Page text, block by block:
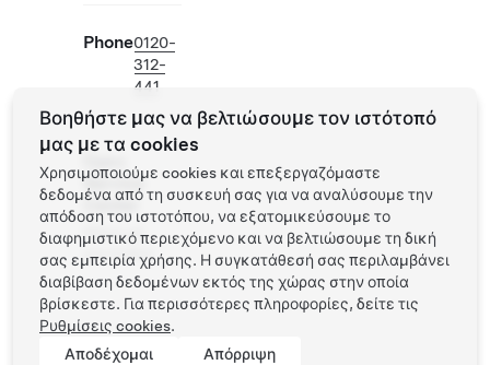
Phone0120-
312-
441
Service
Center
Μόνο με
ραντεβού
Βοηθήστε μας να βελτιώσουμε τον ιστότοπό
μας με τα cookies
Χρησιμοποιούμε cookies και επεξεργαζόμαστε
δεδομένα από τη συσκευή σας για να αναλύσουμε την
απόδοση του ιστοτόπου, να εξατομικεύσουμε το
διαφημιστικό περιεχόμενο και να βελτιώσουμε τη δική
σας εμπειρία χρήσης. Η συγκατάθεσή σας περιλαμβάνει
διαβίβαση δεδομένων εκτός της χώρας στην οποία
βρίσκεστε. Για περισσότερες πληροφορίες, δείτε τις
Ρυθμίσεις cookies.
Αποδέχομαι
Απόρριψη